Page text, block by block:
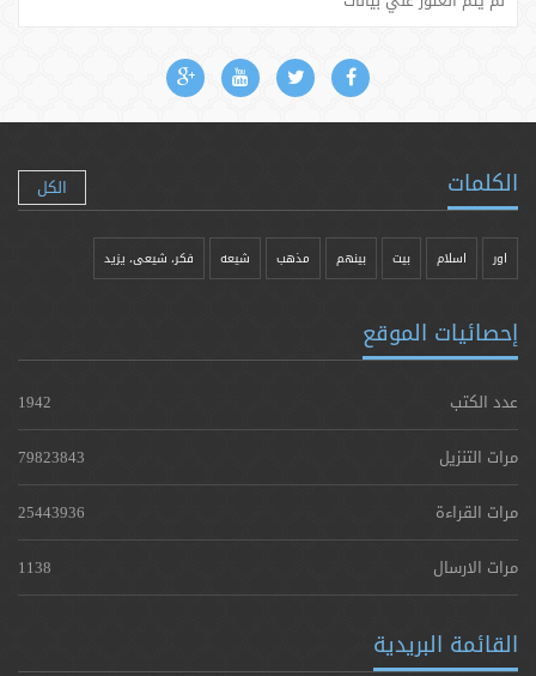
الكلمات الكل
اور اسلام بیت بينهم مذهب شيعه فکر، شیعی، یزيد
إحصائيات الموقع
عدد الكتب
1942
مرات التنزيل
79823843
مرات القراءة
25443936
مرات الارسال
1138
القائمة البريدية